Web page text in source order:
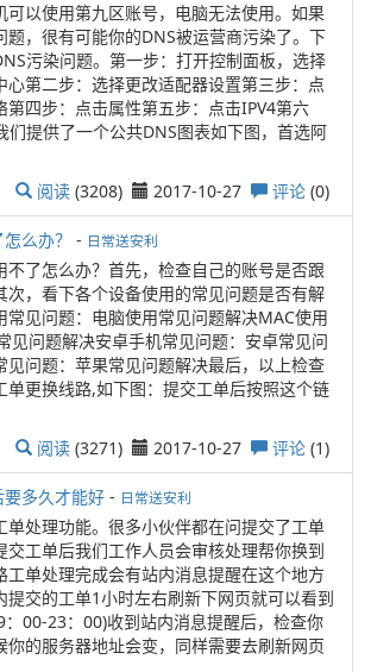
可以使用第九区账号，电脑无法使用。如果
题，很有可能你的DNS被运营商污染了。下
污染问题。第一步：打开控制面板，选择
心第二步：选择更改适配器设置第三步：点
第四步：点击属性第五步：点击IPV4第六
们提供了一个公共DNS图表如下图，首选阿
阅读 (3208) 2017-10-27 评论 (0)
么办？ - 日常送安利
不了怎么办？首先，检查自己的账号是否跟
次，看下各个设备使用的常见问题是否有解
常见问题：电脑使用常见问题解决MAC使用
见问题解决安卓手机常见问题：安卓常见问
见问题：苹果常见问题解决最后，以上检查
单更换线路,如下图：提交工单后按照这个链
阅读 (3271) 2017-10-27 评论 (1)
多久才能好 - 日常送安利
单处理功能。很多小伙伴都在问提交了工单
交工单后我们工作人员会审核处理帮你换到
工单处理完成会有站内消息提醒在这个地方
提交的工单1小时左右刷新下网页就可以看到
：00-23：00)收到站内消息提醒后，检查你
你的服务器地址会变，同样需要去刷新网页